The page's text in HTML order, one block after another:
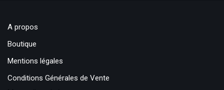
A propos
Boutique
Mentions légales
Conditions Générales de Vente